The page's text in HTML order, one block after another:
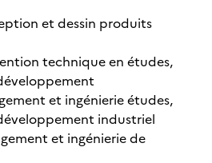
et dessin produits
technique en études,
et ingénierie études,
industriel
et ingénierie de